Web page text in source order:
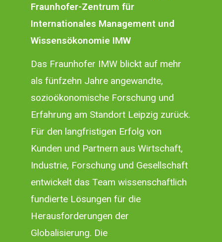
Fraunhofer-Zentrum für
Internationales Management und
Wissensökonomie IMW
Das Fraunhofer IMW blickt auf mehr
als fünfzehn Jahre angewandte,
sozioökonomische Forschung und
Erfahrung am Standort Leipzig zurück.
Für den langfristigen Erfolg von
Kunden und Partnern aus Wirtschaft,
Industrie, Forschung und Gesellschaft
entwickelt das Team wissenschaftlich
fundierte Lösungen für die
Herausforderungen der
Globalisierung. Die